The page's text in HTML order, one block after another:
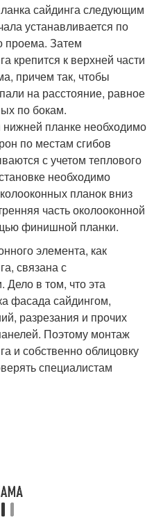
сайдинга следующим
устанавливается по
проема. Затем
крепится к верхней части
причем так, чтобы
на расстояние, равное
по бокам.
планке необходимо
по местам сгибов
с учетом теплового
необходимо
планок вниз
часть околооконной
финишной планки.
элемента, как
связана с
в том, что эта
фасада сайдингом,
разрезания и прочих
Поэтому монтаж
и собственно облицовку
специалистам